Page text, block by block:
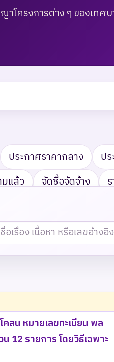
โครงการต่าง ๆ ของเทศ
ประกาศราคากลาง
ป
แล้ว จัดซื้อจัดจ้าง
ลน หมายเลขทะเบียน พล
12 รายการ โดยวิธีเฉพาะ